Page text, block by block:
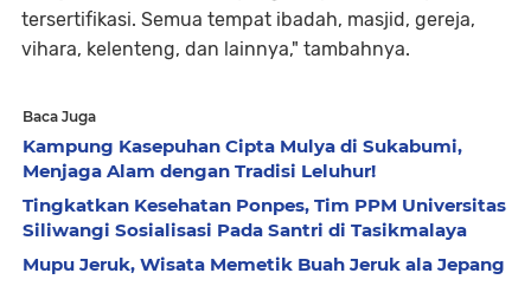
tersertifikasi. Semua tempat ibadah, masjid, gereja,
vihara, kelenteng, dan lainnya," tambahnya.
Baca Juga
Kampung Kasepuhan Cipta Mulya di Sukabumi,
Menjaga Alam dengan Tradisi Leluhur!
Tingkatkan Kesehatan Ponpes, Tim PPM Universitas
Siliwangi Sosialisasi Pada Santri di Tasikmalaya
Mupu Jeruk, Wisata Memetik Buah Jeruk ala Jepang